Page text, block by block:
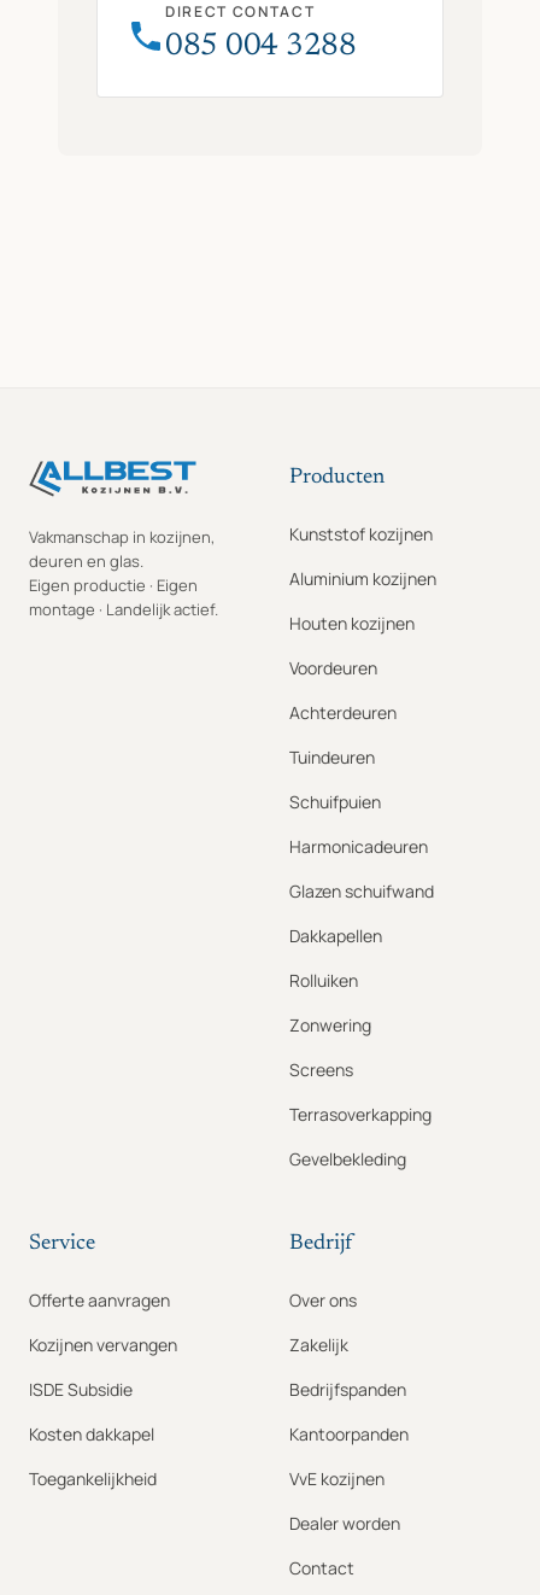
DIRECT CONTACT
085 004 3288
Vakmanschap in kozijnen,
deuren en glas.
Eigen productie · Eigen
montage · Landelijk actief.
Producten
Kunststof kozijnen
Aluminium kozijnen
Houten kozijnen
Voordeuren
Achterdeuren
Tuindeuren
Schuifpuien
Harmonicadeuren
Glazen schuifwand
Dakkapellen
Rolluiken
Zonwering
Screens
Terrasoverkapping
Gevelbekleding
Service
Offerte aanvragen
Kozijnen vervangen
ISDE Subsidie
Kosten dakkapel
Toegankelijkheid
Bedrijf
Over ons
Zakelijk
Bedrijfspanden
Kantoorpanden
VvE kozijnen
Dealer worden
Contact